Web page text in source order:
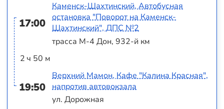
17:00
2 ч 50 м
19:50
Каменск-Шахтинский, Автобусная
остановка "Поворот на Каменск-
Шахтинский", ДПС №2
трасса М-4 Дон, 932-й км
Верхний Мамон, Кафе "Калина Красная",
напротив автовокзала
ул. Дорожная